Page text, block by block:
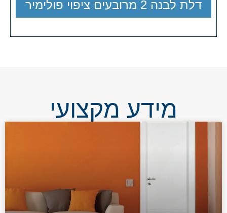
דלת לבנה 2 מרובעים ציפוי פולימיר
מידע מקצועי